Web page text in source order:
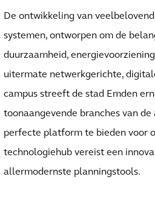
De ontwikkeling van
systemen, ontworpen om de
duurzaamheid,
uitermate netwerkgerichte,
campus streeft de stad Emden
toonaangevende branches van
perfecte platform te bieden voor
technologiehub vereist een
allermodernste planningstools.